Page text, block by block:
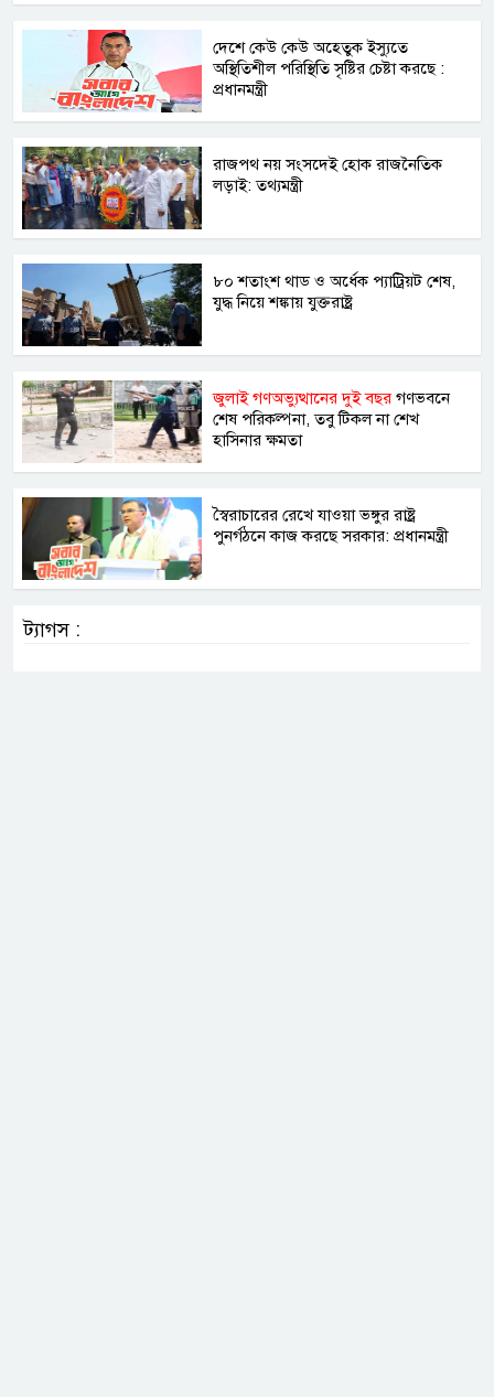
দেশে কেউ কেউ অহেতুক ইস্যুতে
অস্থিতিশীল পরিস্থিতি সৃষ্টির চেষ্টা করছে :
প্রধানমন্ত্রী
রাজপথ নয় সংসদেই হোক রাজনৈতিক
লড়াই: তথ্যমন্ত্রী
৮০ শতাংশ থাড ও অর্ধেক প্যাট্রিয়ট শেষ,
যুদ্ধ নিয়ে শঙ্কায় যুক্তরাষ্ট্র
জুলাই গণঅভ্যুত্থানের দুই বছর গণভবনে
শেষ পরিকল্পনা, তবু টিকল না শেখ
হাসিনার ক্ষমতা
স্বৈরাচারের রেখে যাওয়া ভঙ্গুর রাষ্ট্র
পুনর্গঠনে কাজ করছে সরকার: প্রধানমন্ত্রী
ট্যাগস :